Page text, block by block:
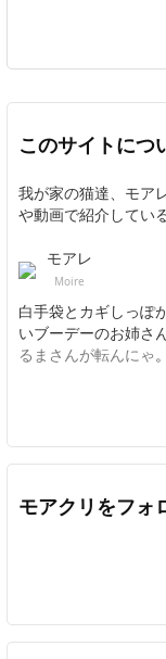
このサイトにつ
我が家の猫達、モア
や動画で紹介してい
モアレ
Moire
白手袋とカギしっぽ
いブーデーのお姉さ
るまさんが転んにゃ。
モアクリをフォ